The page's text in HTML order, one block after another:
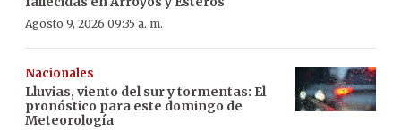
Agosto 9, 2026 09:35 a. m.
Nacionales
Lluvias, viento del sur y tormentas: El
pronóstico para este domingo de
Meteorología